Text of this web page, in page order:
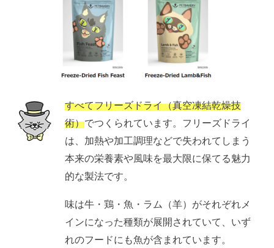
すべてフリーズドライ（真空凍結乾燥技
術）でつくられています。フリーズドライ
は、加熱や加工調理などで失われてしまう
本来の栄養素や風味を最大限に保てる魅力
的な製法です。
味は牛・鶏・魚・ラム（羊）がそれぞれメ
インになった種類が展開されていて、いず
れのフードにも魚が含まれています。